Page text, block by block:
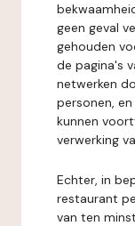
geen geval
gehouden
de pagina's
netwerken
personen,
kunnen
verwerking
Echter, in
restaurant
van ten